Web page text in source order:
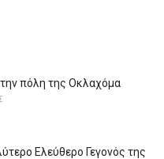
πόλη της Οκλαχόμα
Ελεύθερο Γεγονός της